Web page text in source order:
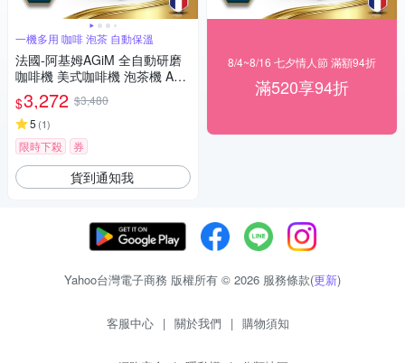
一機多用 咖啡 泡茶 自動保溫
法國-阿基姆AGiM 全自動研磨
咖啡機 美式咖啡機 泡茶機 AC
M-C280
$3,272 $3,480
5 (1)
限時下殺 券
貨到通知我
8/4~8/16 七夕情人節 滿額94折
滿520享94折
Yahoo台灣電子商務 版權所有 © 2026 服務條款(更新)
客服中心 | 關於我們 | 購物須知